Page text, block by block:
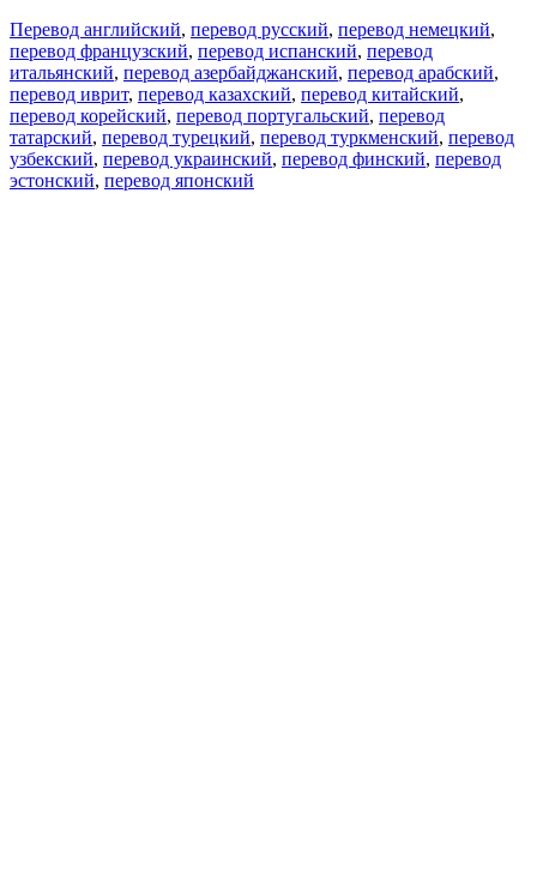
Перевод английский, перевод русский, перевод немецкий,
перевод французский, перевод испанский, перевод
итальянский, перевод азербайджанский, перевод арабский,
перевод иврит, перевод казахский, перевод китайский,
перевод корейский, перевод португальский, перевод
татарский, перевод турецкий, перевод туркменский, перевод
узбекский, перевод украинский, перевод финский, перевод
эстонский, перевод японский